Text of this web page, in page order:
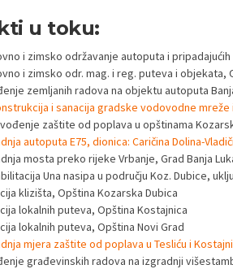
u toku:
i zimsko održavanje autoputa i
i zimsko odr. mag. i reg. puteva i objekata,
zemljanih radova na objektu autoputa
i sanacija gradske vodovodne
zaštite od poplava u opštinama
autoputa E75, dionica: Caričina Dolina-
mosta preko rijeke Vrbanje, Grad Banja
Una nasipa u području Koz. Dubice,
klizišta, Opština Kozarska Dubica
lokalnih puteva, Opština Kostajnica
lokalnih puteva, Opština Novi Grad
mjera zaštite od poplava u Tesliću i
građevinskih radova na izgradnji